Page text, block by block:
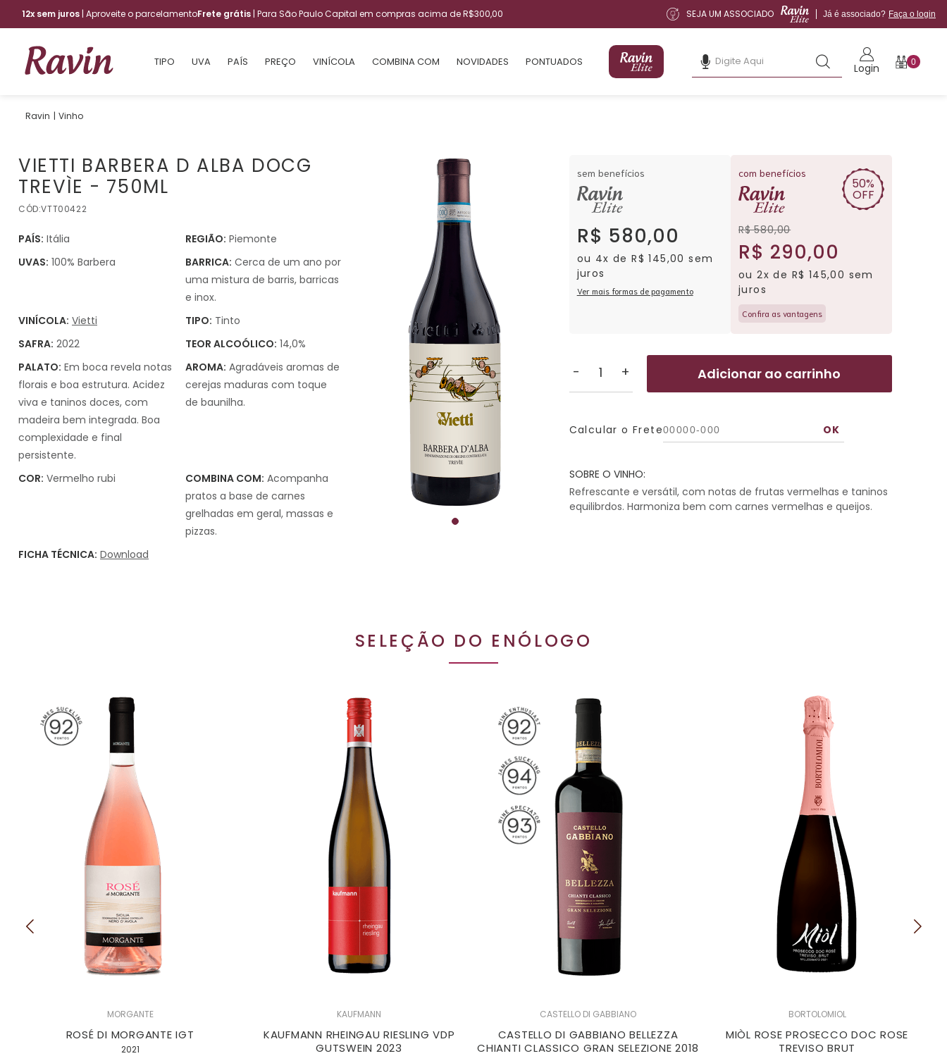
12x sem juros | Aproveite o parcelamentoFrete grátis | Para São Paulo Capital em compras acima de R$300,00 SEJA UM ASSOCIADO Já é associado? Faça o login
TIPO UVA PAÍS PREÇO VINÍCOLA COMBINA COM NOVIDADES PONTUADOS Login 0
Vinho
VIETTI BARBERA D ALBA DOCG
TREVÌE - 750ML
CÓD:VTT00422
VINÍCOLA: Vietti
PAÍS: Itália
SAFRA: 2022 TEOR ALCOÓLICO: 14,0%
BARRICA: Cerca de um ano por
uma mistura de barris, barricas
e inox.
COR: Vermelho rubi
AROMA: Agradáveis aromas de
cerejas maduras com toque
de baunilha.
PALATO: Em boca revela notas
florais e boa estrutura. Acidez
viva e taninos doces, com
madeira bem integrada. Boa
complexidade e final
persistente.
COMBINA COM: Acompanha
pratos a base de carnes
grelhadas em geral, massas e
pizzas.
UVAS: 100% Barbera
TIPO: Tinto
REGIÃO: Piemonte
FICHA TÉCNICA: Download
sem benefícios
R$ 580,00
ou 4x de R$ 145,00 sem
juros
Ver mais formas de pagamento
com benefícios
R$ 580,00
R$ 290,00
50%
OFF
ou 2x de R$ 145,00 sem
juros
Confira as vantagens
- + Adicionar ao carrinho
Calcular o Frete
SOBRE O VINHO:
Refrescante e versátil, com notas de frutas vermelhas e taninos
equilibrdos. Harmoniza bem com carnes vermelhas e queijos.
SELEÇÃO DO ENÓLOGO
MORGANTE
ROSÉ DI MORGANTE IGT
2021
KAUFMANN
KAUFMANN RHEINGAU RIESLING VDP
GUTSWEIN 2023
CASTELLO DI GABBIANO
CASTELLO DI GABBIANO BELLEZZA
CHIANTI CLASSICO GRAN SELEZIONE 2018
BORTOLOMIOL
MIÒL ROSE PROSECCO DOC ROSE
TREVISO BRUT